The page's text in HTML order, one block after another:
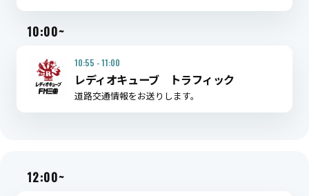
10:00~
10:55 - 11:00
レディオキューブ トラフィック
道路交通情報をお送りします。
12:00~